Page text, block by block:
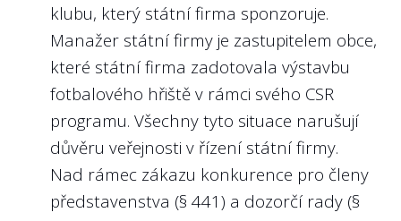
Poskytla státní firma konkrétní
výkonnostní kritéria (KPI - key
performance indicators) jako tržby, zisk
či nefinanční ukazatele týkající se
předmětu podnikání státní firmy na rok
2024 nebo 2025 či víceleté období?
Doporučení:
klubu, který státní firma sponzoruje.
Manažer státní firmy je zastupitelem obce,
které státní firma zadotovala výstavbu
fotbalového hřiště v rámci svého CSR
programu. Všechny tyto situace narušují
důvěru veřejnosti v řízení státní firmy.
Nad rámec zákazu konkurence pro členy
představenstva (§ 441) a dozorčí rady (§